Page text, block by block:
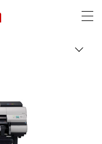
Canon Logo, back to